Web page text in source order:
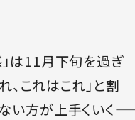
は11月下旬を過ぎ
、これはこれ」と割
方が上手くいく――